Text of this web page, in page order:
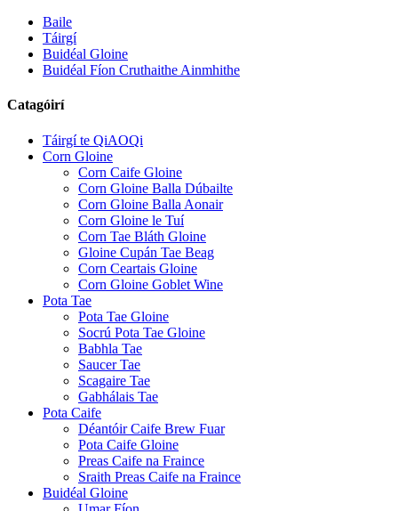
Baile
Táirgí
Buidéal Gloine
Buidéal Fíon Cruthaithe Ainmhithe
Catagóirí
Táirgí te QiAOQi
Corn Gloine
Corn Caife Gloine
Corn Gloine Balla Dúbailte
Corn Gloine Balla Aonair
Corn Gloine le Tuí
Corn Tae Bláth Gloine
Gloine Cupán Tae Beag
Corn Ceartais Gloine
Corn Gloine Goblet Wine
Pota Tae
Pota Tae Gloine
Socrú Pota Tae Gloine
Babhla Tae
Saucer Tae
Scagaire Tae
Gabhálais Tae
Pota Caife
Déantóir Caife Brew Fuar
Pota Caife Gloine
Preas Caife na Fraince
Sraith Preas Caife na Fraince
Buidéal Gloine